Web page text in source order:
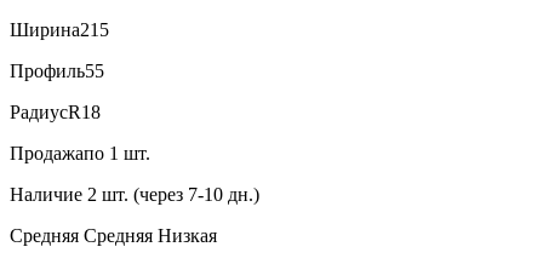
Ширина215
Профиль55
РадиусR18
Продажапо 1 шт.
Наличие 2 шт. (через 7-10 дн.)
Средняя Средняя Низкая